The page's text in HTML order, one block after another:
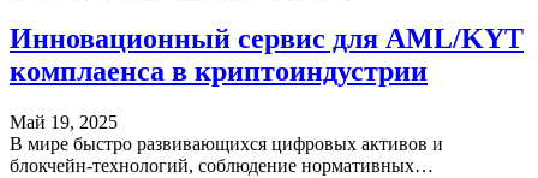
Инновационный сервис для AML/KYT
комплаенса в криптоиндустрии
Май 19, 2025
В мире быстро развивающихся цифровых активов и
блокчейн-технологий, соблюдение нормативных…